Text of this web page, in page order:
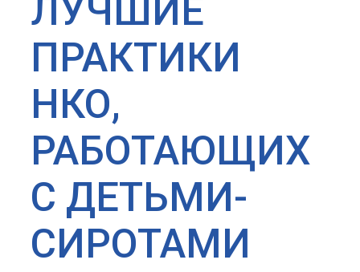
ЛУЧШИЕ
ПРАКТИКИ
НКО,
РАБОТАЮЩИХ
С ДЕТЬМИ-
СИРОТАМИ